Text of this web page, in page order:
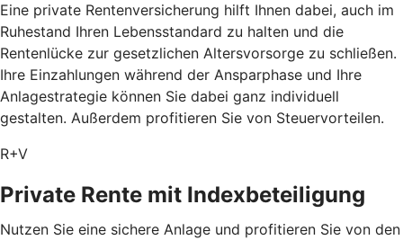
Eine private Rentenversicherung hilft Ihnen dabei, auch im
Ruhestand Ihren Lebensstandard zu halten und die
Rentenlücke zur gesetzlichen Altersvorsorge zu schließen.
Ihre Einzahlungen während der Ansparphase und Ihre
Anlagestrategie können Sie dabei ganz individuell
gestalten. Außerdem profitieren Sie von Steuervorteilen.
R+V
Private Rente mit Index­beteiligung
Nutzen Sie eine sichere Anlage und profitieren Sie von den